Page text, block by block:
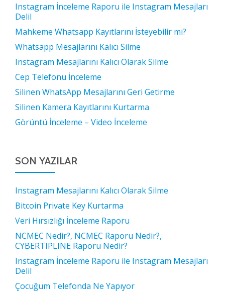
Instagram İnceleme Raporu ile Instagram Mesajları
Delil
Mahkeme Whatsapp Kayıtlarını İsteyebilir mi?
Whatsapp Mesajlarını Kalıcı Silme
Instagram Mesajlarını Kalıcı Olarak Silme
Cep Telefonu İnceleme
Silinen WhatsApp Mesajlarını Geri Getirme
Silinen Kamera Kayıtlarını Kurtarma
Görüntü İnceleme – Video İnceleme
SON YAZILAR
Instagram Mesajlarını Kalıcı Olarak Silme
Bitcoin Private Key Kurtarma
Veri Hırsızlığı İnceleme Raporu
NCMEC Nedir?, NCMEC Raporu Nedir?,
CYBERTIPLINE Raporu Nedir?
Instagram İnceleme Raporu ile Instagram Mesajları
Delil
Çocuğum Telefonda Ne Yapıyor